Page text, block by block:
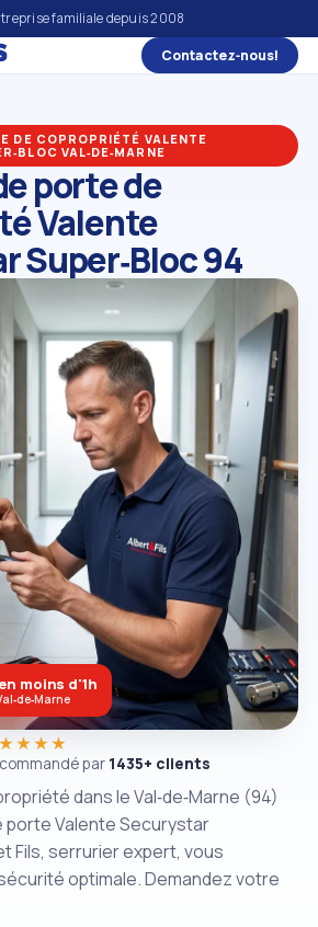
familiale depuis 2008
Contactez‑nous!
DE COPROPRIÉTÉ VALENTE
VAL‑DE‑MARNE
porte de
Valente
Super‑Bloc 94
dans le Val‑de‑Marne (94)
porte Valente Securystar
Fils, serrurier expert, vous
optimale. Demandez votre
par 1435+ clients
moins d'1h